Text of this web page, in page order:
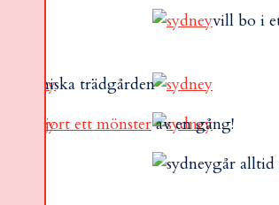
vill bo i
botaniska trädgården
gjort ett mönsterav en gång!
går alltid